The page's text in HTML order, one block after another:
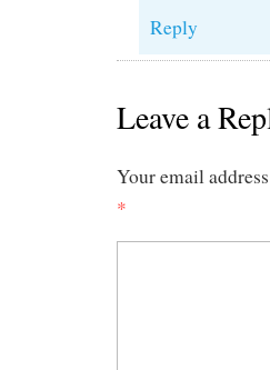
Reply
Leave a
Your email
*